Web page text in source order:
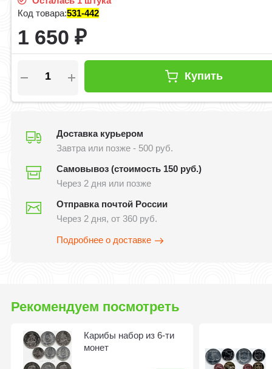
Код товара:531-442
1 650₽
Купить
Доставка курьером
Завтра или позже - 500 руб.
Самовывоз (стоимость 150 руб.)
Через 2 дня или позже
Отправка почтой России
Через 2 дня, от 360 руб.
Подробнее о доставке
Рекомендуем посмотреть
Карибы набор из 6-ти
монет